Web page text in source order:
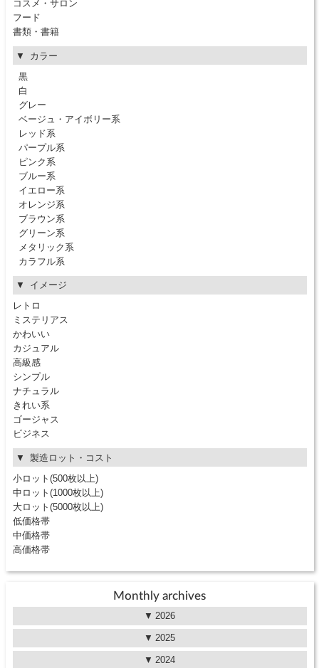
コスメ・サロン
フード
書類・書籍
カラー
黒
白
グレー
ベージュ・アイボリー系
レッド系
パープル系
ピンク系
ブルー系
イエロー系
オレンジ系
ブラウン系
グリーン系
メタリック系
カラフル系
イメージ
レトロ
ミステリアス
かわいい
カジュアル
高級感
シンプル
ナチュラル
きれい系
ゴージャス
ビジネス
製造ロット・コスト
小ロット(500枚以上)
中ロット(1000枚以上)
大ロット(5000枚以上)
低価格帯
中価格帯
高価格帯
Monthly archives
2026
2025
2024